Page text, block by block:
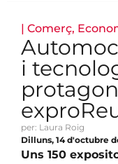
| Comerç,
i
per: Laura Roig
Dilluns, 14 d'octubre
Uns 150